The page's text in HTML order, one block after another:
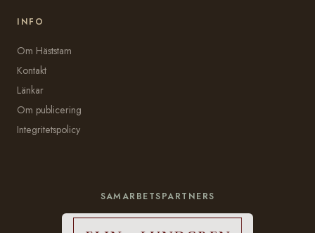
INFO
Om Häststam
Kontakt
Länkar
Om publicering
Integritetspolicy
SAMARBETSPARTNERS